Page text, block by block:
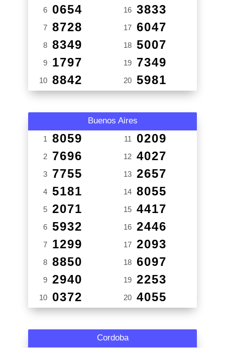
6 0654
7 8728
8 8349
9 1797
10 8842
16 3833
17 6047
18 5007
19 7349
20 5981
Buenos Aires
1 8059
2 7696
3 7755
4 5181
5 2071
6 5932
7 1299
8 8850
9 2940
10 0372
11 0209
12 4027
13 2657
14 8055
15 4417
16 2446
17 2093
18 6097
19 2253
20 4055
Cordoba